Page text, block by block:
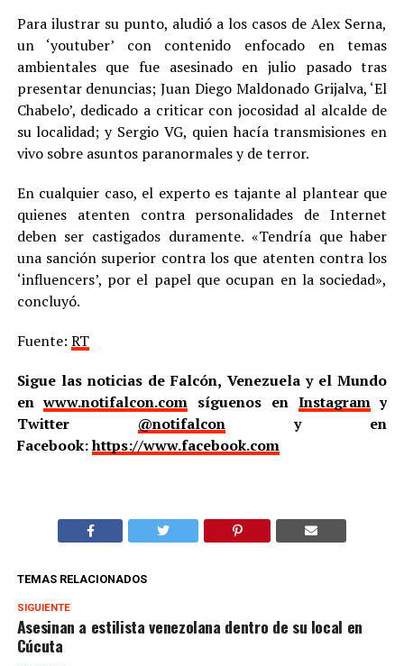
Para ilustrar su punto, aludió a los casos de Alex Serna,
un ‘youtuber’ con contenido enfocado en temas
ambientales que fue asesinado en julio pasado tras
presentar denuncias; Juan Diego Maldonado Grijalva, ‘El
Chabelo’, dedicado a criticar con jocosidad al alcalde de
su localidad; y Sergio VG, quien hacía transmisiones en
vivo sobre asuntos paranormales y de terror.
En cualquier caso, el experto es tajante al plantear que
quienes atenten contra personalidades de Internet
deben ser castigados duramente. «Tendría que haber
una sanción superior contra los que atenten contra los
‘influencers’, por el papel que ocupan en la sociedad»,
concluyó.
Fuente: RT
Sigue las noticias de Falcón, Venezuela y el Mundo
enwww.notifalcon.com síguenos en Instagramy
Twitter @notifalcony en
Facebook:https://www.facebook.com
TEMAS RELACIONADOS
SIGUIENTE
Asesinan a estilista venezolana dentro de su local en
Cúcuta